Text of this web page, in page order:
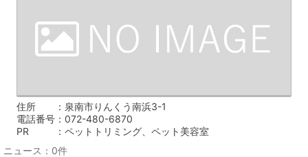
住所
泉南市りんくう南浜3-1
電話番号
072-480-6870
PR
ペットトリミング、ペット美容室
ニュース：0件